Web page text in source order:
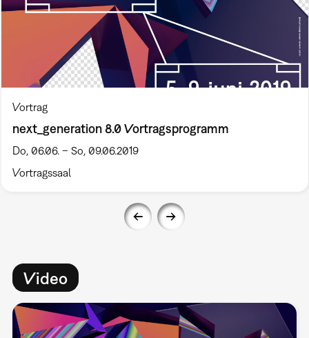
Vortrag
next_generation 8.0 Vortragsprogramm
Do, 06.06. – So, 09.06.2019
Vortragssaal
Video